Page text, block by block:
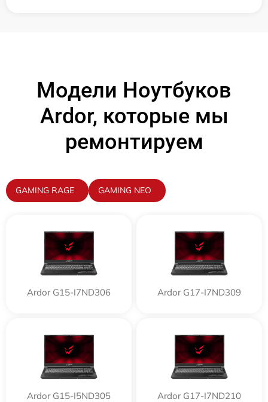
Модели Ноутбуков
Ardor, которые мы
ремонтируем
GAMING RAGE GAMING NEO
Ardor G15-I7ND306 Ardor G17-I7ND309
Ardor G15-I5ND305 Ardor G17-I7ND210